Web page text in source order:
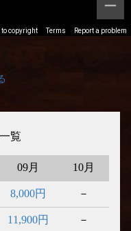
覧
09月 10月
8,000円 －
11,900円 －